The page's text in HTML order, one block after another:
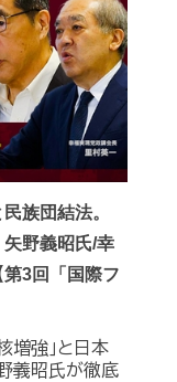
族団結法。
矢野義昭氏/幸
3回「国際フ
増強｣と日本
義昭氏が徹底